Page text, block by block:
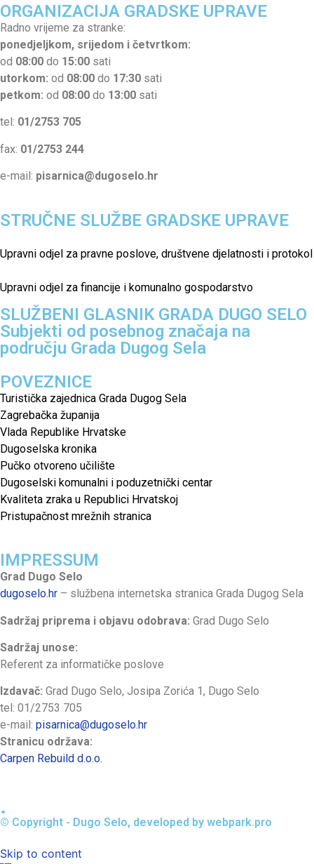
ORGANIZACIJA GRADSKE UPRAVE
Radno vrijeme za stranke:
ponedjeljkom, srijedom i četvrtkom:
od 08:00 do 15:00 sati
utorkom: od 08:00 do 17:30 sati
petkom: od 08:00 do 13:00 sati
tel: 01/2753 705
fax: 01/2753 244
e-mail: pisarnica@dugoselo.hr
STRUČNE SLUŽBE GRADSKE UPRAVE
Upravni odjel za pravne poslove, društvene djelatnosti i protokol
Upravni odjel za financije i komunalno gospodarstvo
SLUŽBENI GLASNIK GRADA DUGO SELO
Subjekti od posebnog značaja na
području Grada Dugog Sela
POVEZNICE
Turistička zajednica Grada Dugog Sela
Zagrebačka županija
Vlada Republike Hrvatske
Dugoselska kronika
Pučko otvoreno učilište
Dugoselski komunalni i poduzetnički centar
Kvaliteta zraka u Republici Hrvatskoj
Pristupačnost mrežnih stranica
IMPRESSUM
Grad Dugo Selo
dugoselo.hr – službena internetska stranica Grada Dugog Sela
Sadržaj priprema i objavu odobrava: Grad Dugo Selo
Sadržaj unose:
Referent za informatičke poslove
Izdavač: Grad Dugo Selo, Josipa Zorića 1, Dugo Selo
tel: 01/2753 705
e-mail: pisarnica@dugoselo.hr
Stranicu održava:
Carpen Rebuild d.o.o.
.
© Copyright - Dugo Selo, developed by webpark.pro
Skip to content